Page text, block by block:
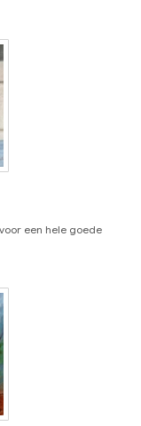
een hele goede